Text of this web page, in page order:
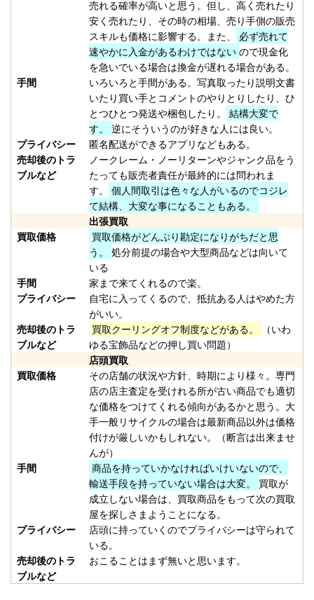
釣具買取クーポンturi20260214-
（2026/02/28迄）
Orvis オービス フライリール
BATTENKILL DISC 7/8 ディスク
未使用
釣具買取クーポンturi20260214-
（2026/02/28迄）
5,500円
2026/02/14
ホンデックス PS-800GP 魚探 未
使用
釣具買取クーポン
plamo20260124-
01（2026/02/28迄）
49,000円
2026/01/24
ホンデックス HE-71GPⅡ 魚探 未
釣具買取クーポン
plamo20260124-
02（2026/02/28迄）
37,500円
2026/01/24
ホンデックス HE-81GPⅢ 魚探 未
使用
釣具買取クーポン
plamo20260124-
（2026/02/28迄）
36,000円
2026/01/24
ホンデックス PS-610C-WP ワカ
サギパック 魚探 未使用
釣具買取クーポン
plamo20260124-
（2026/02/28迄）
28,500円
2026/01/24
ホンデックス PS-501CN 魚探 未
釣具買取クーポン
plamo20260124-
05 （2026/02/28迄）
15,000円
ABU カーディナル33 CDL 未使用
57,000円
売れる確率が高いと思う。但し、高く売れたり
安く売れたり、その時の相場、売り手側の販売
スキルも価格に影響する。また、
必ず売れて
速やかに入金があるわけではない ので現金化
を急いでいる場合は換金が遅れる場合がある。
手間
いろいろと手間がある。写真取ったり説明文書
いたり買い手とコメントのやりとりしたり、ひ
とつひとつ発送や梱包したり。
結構大変で
す。 逆にそういうのが好きな人には良い。
プライバシー
匿名配送ができるアプリなどもある。
売却後のトラ
ブルなど
ノークレーム・ノーリターンやジャンク品をう
たっても販売者責任が最終的には問われま
す。
個人間取引は色々な人がいるのでコジレ
て結構、大変な事になることもある。
出張買取
買取価格
買取価格がどんぶり勘定になりがちだと思
う。 処分前提の場合や大型商品などは向いて
いる
手間
家まで来てくれるので楽。
プライバシー
自宅に入ってくるので、抵抗ある人はやめた方
がいい。
売却後のトラ
ブルなど
買取クーリングオフ制度などがある。
（いわ
ゆる宝飾品などの押し買い問題）
店頭買取
買取価格
その店舗の状況や方針、時期により様々。専門
店の店主査定を受けれる所が古い商品でも適切
な価格をつけてくれる傾向があるかと思う。大
手一般リサイクルの場合は最新商品以外は価格
付けが厳しいかもしれない。（断言は出来ませ
んが）
手間
商品を持っていかなければいけいないので、
輸送手段を持っていない場合は大変。 買取が
成立しない場合は、買取商品をもって次の買取
屋を探しさまようことになる。
プライバシー
店頭に持っていくのでプライバシーは守られて
いる。
売却後のトラ
ブルなど
おこることはまず無いと思います。